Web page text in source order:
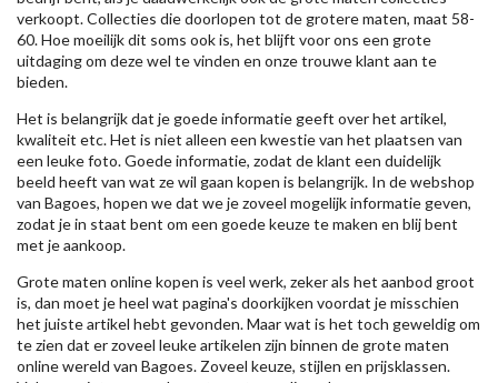
verkoopt. Collecties die doorlopen tot de grotere maten, maat 58-
60. Hoe moeilijk dit soms ook is, het blijft voor ons een grote
uitdaging om deze wel te vinden en onze trouwe klant aan te
bieden.
Het is belangrijk dat je goede informatie geeft over het artikel,
kwaliteit etc. Het is niet alleen een kwestie van het plaatsen van
een leuke foto. Goede informatie, zodat de klant een duidelijk
beeld heeft van wat ze wil gaan kopen is belangrijk. In de webshop
van Bagoes, hopen we dat we je zoveel mogelijk informatie geven,
zodat je in staat bent om een goede keuze te maken en blij bent
met je aankoop.
Grote maten online kopen is veel werk, zeker als het aanbod groot
is, dan moet je heel wat pagina's doorkijken voordat je misschien
het juiste artikel hebt gevonden. Maar wat is het toch geweldig om
te zien dat er zoveel leuke artikelen zijn binnen de grote maten
online wereld van Bagoes. Zoveel keuze, stijlen en prijsklassen.